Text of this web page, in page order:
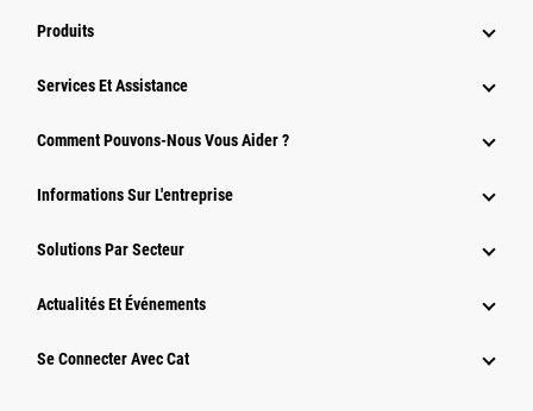
Produits
Services Et Assistance
Comment Pouvons-Nous Vous Aider ?
Informations Sur L'entreprise
Solutions Par Secteur
Actualités Et Événements
Se Connecter Avec Cat